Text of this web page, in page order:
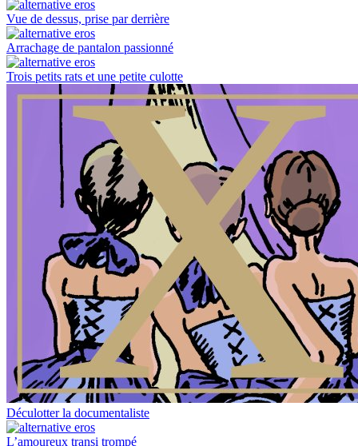
Vue de dessus, prise par derrière
Arrachage de pantalon passionné
Trois petits rats et une petite culotte
Déculotter la documentaliste
L’amoureux transi trompé